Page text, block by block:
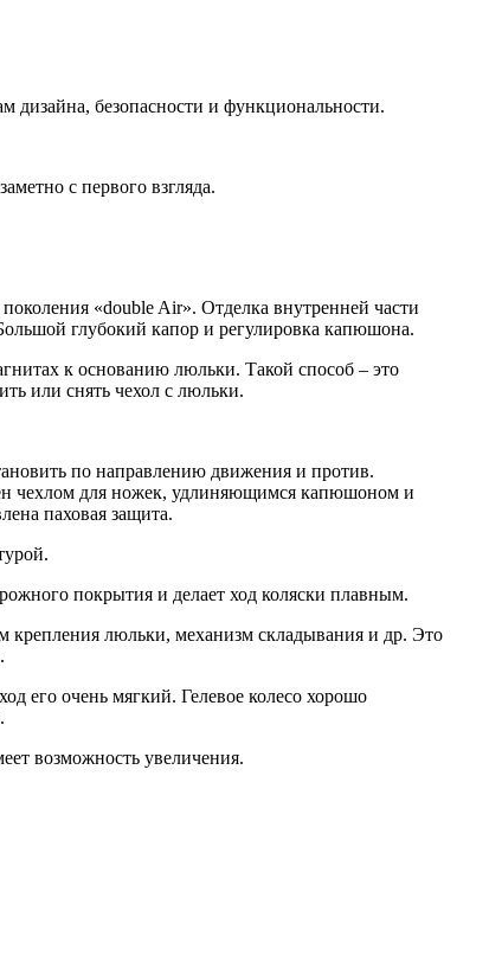
дизайна, безопасности и функциональности.
с первого взгляда.
«double Air». Отделка внутренней части
глубокий капор и регулировка капюшона.
к основанию люльки. Такой способ – это
или снять чехол с люльки.
по направлению движения и против.
чехлом для ножек, удлиняющимся капюшоном и
паховая защита.
покрытия и делает ход коляски плавным.
крепления люльки, механизм складывания и др. Это
его очень мягкий. Гелевое колесо хорошо
возможность увеличения.